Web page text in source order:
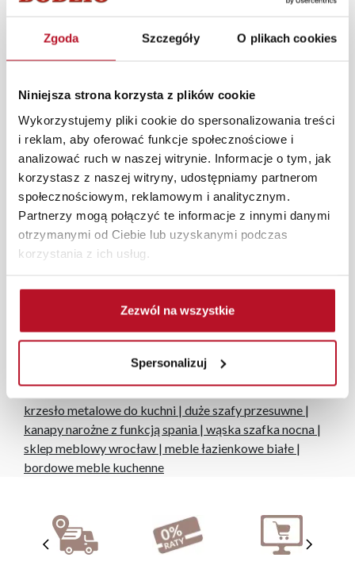
Zgoda Szczegóły O plikach cookies
Niniejsza strona korzysta z plików cookie
Wykorzystujemy pliki cookie do spersonalizowania treści
i reklam, aby oferować funkcje społecznościowe i
analizować ruch w naszej witrynie. Informacje o tym, jak
korzystasz z naszej witryny, udostępniamy partnerom
społecznościowym, reklamowym i analitycznym.
Partnerzy mogą połączyć te informacje z innymi danymi
otrzymanymi od Ciebie lub uzyskanymi podczas
korzystania z ich usług.
Zezwól na wszystkie
Spersonalizuj
Świetnie odnajduje się także w aranżacjach glamour,
W każdym z salonów mebli Bodzio oferujemy pomoc w
programu Planer 3D bezpłatnie zaprojektują i
przygotują kompleksową wizualizację Państwa
pomieszczenia wraz z wyceną. Każde zamówienie
złożone w sklepie stacjonarnym dostarczymy do 3 dni
roboczych na terenie całej Polski. W przypadku
zamówień internetowych czas dostawy wynosi do 5 dni
roboczych, również na terenie całego kraju. Wszystkie
zamówienia powyżej 1000 zł dostarczamy gratis
niezależnie od miejsca złożenia zamówienia.
Rzeczywiste kolory i struktura materiałów mogą różnić
się od widocznych na ekranie, zależnie od ustawień
monitora, rodzaju wyświetlacza i oświetlenia.
Popularne wyszukiwania:
łóżka wersalki|krzesła do jadalni|szafy garderobiane|
krzesło metalowe do kuchni | duże szafy przesuwne |
kanapy narożne z funkcją spania | wąska szafka nocna |
sklep meblowy wrocław | meble łazienkowe białe |
bordowe meble kuchenne